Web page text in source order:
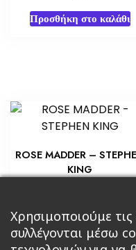
Προσθήκη στο καλάθι
ROSE MADDER –
KING
Προσθήκη στο καλάθι
Χρησιμοποιούμε
συλλέγονται μέσω